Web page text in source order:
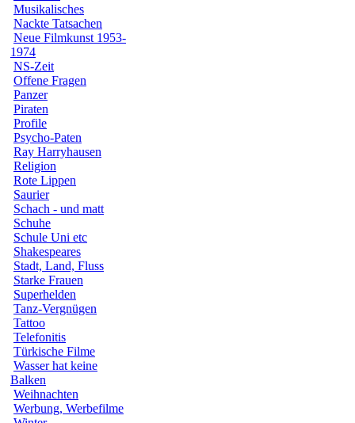
Musikalisches
Nackte Tatsachen
Neue Filmkunst 1953-
1974
NS-Zeit
Offene Fragen
Panzer
Piraten
Profile
Psycho-Paten
Ray Harryhausen
Religion
Rote Lippen
Saurier
Schach - und matt
Schuhe
Schule Uni etc
Shakespeares
Stadt, Land, Fluss
Starke Frauen
Superhelden
Tanz-Vergnügen
Tattoo
Telefonitis
Türkische Filme
Wasser hat keine
Balken
Weihnachten
Werbung, Werbefilme